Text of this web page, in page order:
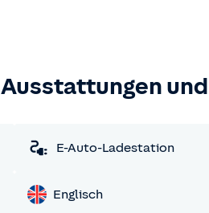
Ausstattungen
E-Auto-Ladestation
Englisch